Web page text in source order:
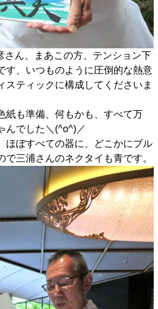
さん、まあこの方、テンション下
す、いつものように圧倒的な熱意
スティックに構成してくださいま
紙も準備、何もかも、すべて万
んでした＼(^o^)／
ほぼすべての器に、どこかにブル
三浦さんのネクタイも青です。